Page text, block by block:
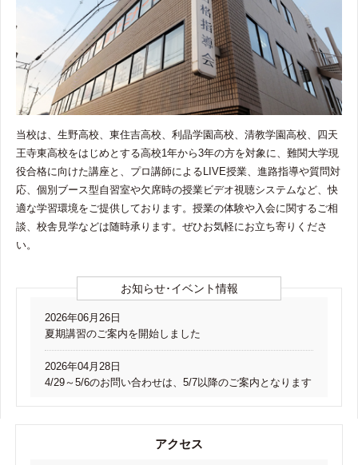
当校は、生野高校、東住吉高校、利晶学園高校、清教学園高校、四天
王寺東高校をはじめとする高校1年から3年の方を対象に、難関大学現
役合格に向けた講座と、プロ講師によるLIVE授業、進路指導や質問対
応、個別ブース型自習室や欠席時の授業ビデオ視聴システムなど、快
適な学習環境をご提供しております。授業の体験や入会に関するご相
談、校舎見学などは随時承ります。ぜひお気軽にお立ち寄りくださ
い。
お知らせ･イベント情報
2026年06月26日
夏期講習のご案内を開始しました
2026年04月28日
4/29～5/6のお問い合わせは、5/7以降のご案内となります
アクセス